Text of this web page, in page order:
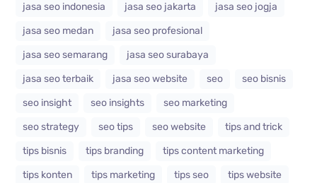
jasa seo indonesia
jasa seo jakarta
jasa seo jogja
jasa seo medan
jasa seo profesional
jasa seo semarang
jasa seo surabaya
jasa seo terbaik
jasa seo website seo
seo bisnis
seo insight
seo insights
seo marketing
seo strategy
seo tips seo website
tips and trick
tips bisnis
tips branding
tips content marketing
tips konten
tips marketing tips seo tips website